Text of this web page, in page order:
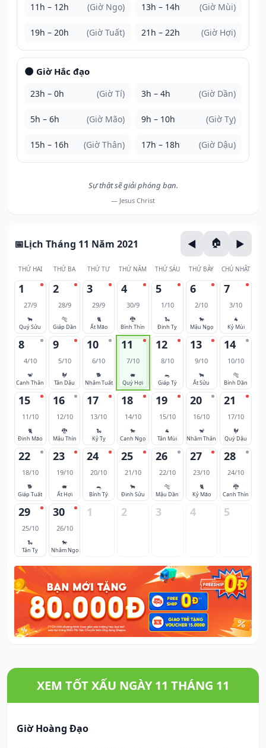
11h – 12h (Giờ Ngọ) 13h – 14h (Giờ Mùi)
19h – 20h (Giờ Tuất) 21h – 22h (Giờ Hợi)
🌑 Giờ Hắc đạo
23h – 0h (Giờ Tí) 3h – 4h (Giờ Dần)
5h – 6h (Giờ Mão) 9h – 10h (Giờ Tỵ)
15h – 16h (Giờ Thân) 17h – 18h (Giờ Dậu)
Sự thật sẽ giải phóng bạn.
— Jesus Christ
Lịch Tháng 11 Năm 2021
THỨ HAI THỨ BA THỨ TƯ THỨ NĂM THỨ SÁU THỨ BẢY CHỦ NHẬT
1
27/9
🐂
Quý Sửu
2
28/9
🐅
Giáp Dần
3
29/9
🐈
Ất Mão
4
30/9
🐉
Bính Thìn
5
1/10
🐍
Đinh Tỵ
6
2/10
🐎
Mậu Ngọ
7
3/10
🐐
Kỷ Mùi
8
4/10
🐒
Canh Thân
9
5/10
🐓
Tân Dậu
10
6/10
🐕
Nhâm Tuất
11
7/10
🐖
Quý Hợi
12
8/10
🐀
Giáp Tý
13
9/10
🐂
Ất Sửu
14
10/10
🐅
Bính Dần
15
11/10
🐈
Đinh Mão
16
12/10
🐉
Mậu Thìn
17
13/10
🐍
Kỷ Tỵ
18
14/10
🐎
Canh Ngọ
19
15/10
🐐
Tân Mùi
20
16/10
🐒
Nhâm Thân
21
17/10
🐓
Quý Dậu
22
18/10
🐕
Giáp Tuất
23
19/10
🐖
Ất Hợi
24
20/10
🐀
Bính Tý
25
21/10
🐂
Đinh Sửu
26
22/10
🐅
Mậu Dần
27
23/10
🐈
Kỷ Mão
28
24/10
🐉
Canh Thìn
29
25/10
🐍
Tân Tỵ
30
26/10
🐎
Nhâm Ngọ
1 2 3 4 5
XEM TỐT XẤU NGÀY 11 THÁNG 11
Giờ Hoàng Đạo